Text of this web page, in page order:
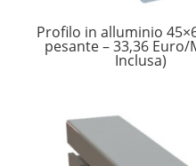
Profilo in alluminio
pesante – 33,36 Euro/
Inclusa)